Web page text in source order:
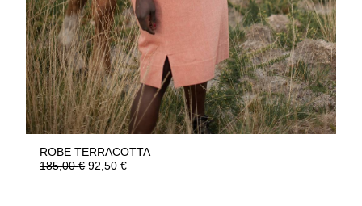
ROBE TERRACOTTA
185,00€ 92,50€